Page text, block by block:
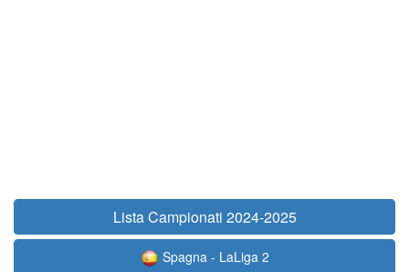
Lista Campionati 2024-2025
Spagna - LaLiga 2